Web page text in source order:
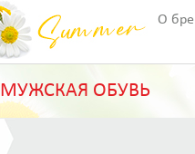
О
МУЖСКАЯ ОБУВЬ